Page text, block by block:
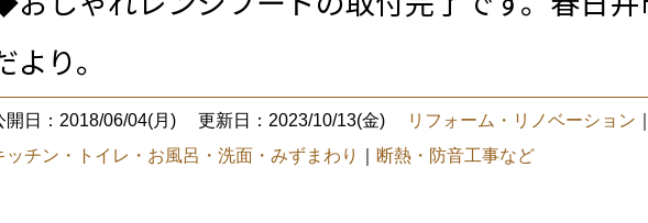
より。
開日：2018/06/04(月) 更新日：2023/10/13(金) リフォーム・リノベーション
ッチン・トイレ・お風呂・洗面・みずまわり
断熱・防音工事など